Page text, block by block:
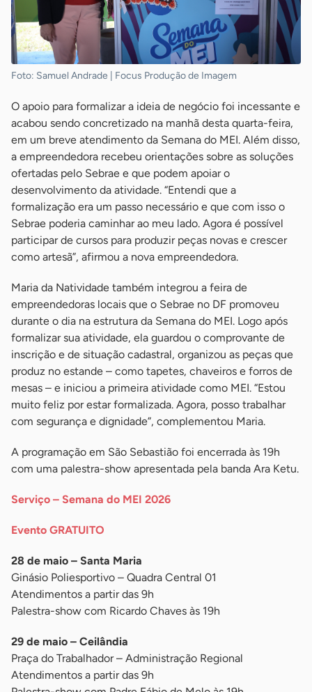
Foto: Samuel Andrade | Focus Produção de Imagem
O apoio para formalizar a ideia de negócio foi incessante e
acabou sendo concretizado na manhã desta quarta-feira,
em um breve atendimento da Semana do MEI. Além disso,
a empreendedora recebeu orientações sobre as soluções
ofertadas pelo Sebrae e que podem apoiar o
desenvolvimento da atividade. “Entendi que a
formalização era um passo necessário e que com isso o
Sebrae poderia caminhar ao meu lado. Agora é possível
participar de cursos para produzir peças novas e crescer
como artesã”, afirmou a nova empreendedora.
Maria da Natividade também integrou a feira de
empreendedoras locais que o Sebrae no DF promoveu
durante o dia na estrutura da Semana do MEI. Logo após
formalizar sua atividade, ela guardou o comprovante de
inscrição e de situação cadastral, organizou as peças que
produz no estande – como tapetes, chaveiros e forros de
mesas – e iniciou a primeira atividade como MEI. “Estou
muito feliz por estar formalizada. Agora, posso trabalhar
com segurança e dignidade”, complementou Maria.
A programação em São Sebastião foi encerrada às 19h
com uma palestra-show apresentada pela banda Ara Ketu.
Serviço – Semana do MEI 2026
Evento GRATUITO
28 de maio – Santa Maria
Ginásio Poliesportivo – Quadra Central 01
Atendimentos a partir das 9h
Palestra-show com Ricardo Chaves às 19h
29 de maio – Ceilândia
Praça do Trabalhador – Administração Regional
Atendimentos a partir das 9h